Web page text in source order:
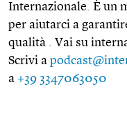
Internazionale. È un
per aiutarci a
qualità . Vai su
Scrivi a
a +39 3347063050